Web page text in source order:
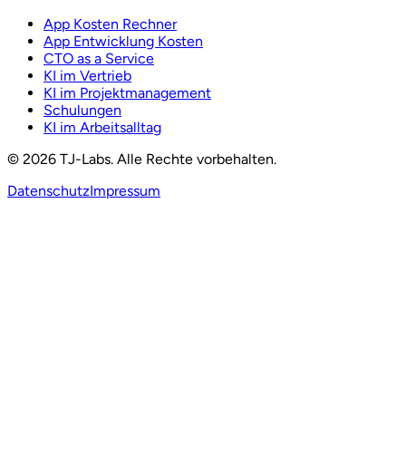
App Kosten Rechner
App Entwicklung Kosten
CTO as a Service
KI im Vertrieb
KI im Projektmanagement
Schulungen
KI im Arbeitsalltag
© 2026 TJ-Labs. Alle Rechte vorbehalten.
DatenschutzImpressum